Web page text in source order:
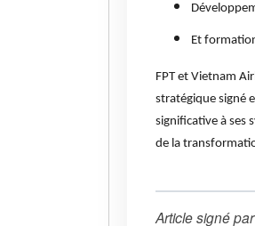
Et
FPT et Vietnam
stratégique signé
significative à ses
de la
Article signé par